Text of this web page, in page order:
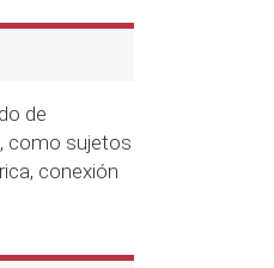
de
como sujetos
conexión